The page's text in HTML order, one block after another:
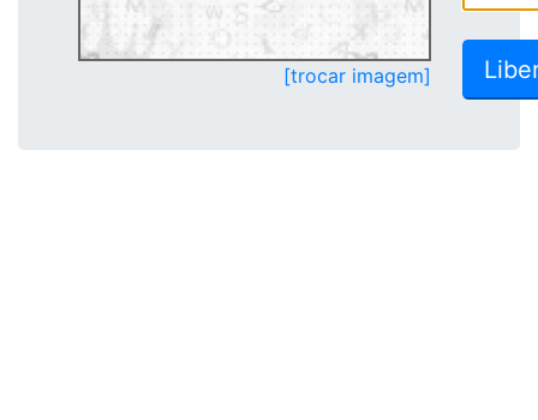
[trocar imagem]